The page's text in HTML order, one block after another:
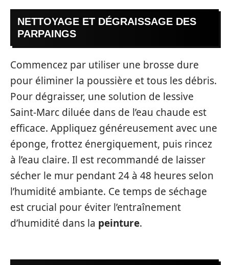
NETTOYAGE ET DÉGRAISSAGE DES
PARPAINGS
Commencez par utiliser une brosse dure
pour éliminer la poussière et tous les débris.
Pour dégraisser, une solution de lessive
Saint-Marc diluée dans de l’eau chaude est
efficace. Appliquez généreusement avec une
éponge, frottez énergiquement, puis rincez
à l’eau claire. Il est recommandé de laisser
sécher le mur pendant 24 à 48 heures selon
l’humidité ambiante. Ce temps de séchage
est crucial pour éviter l’entraînement
d’humidité dans la peinture.